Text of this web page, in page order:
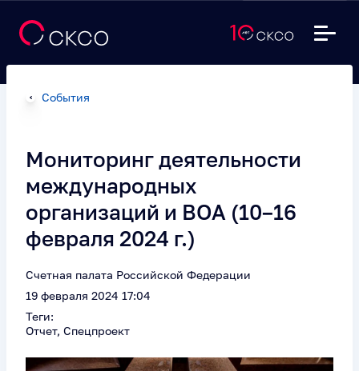
События
Мониторинг деятельности
международных
организаций и ВОА (10–16
февраля 2024 г.)
Счетная палата Российской Федерации
19 февраля 2024 17:04
Теги:
Отчет, Спецпроект